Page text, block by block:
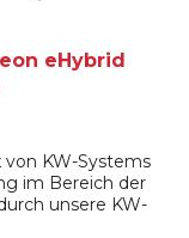
eHybrid
KW-Systems
im Bereich der
unsere KW-